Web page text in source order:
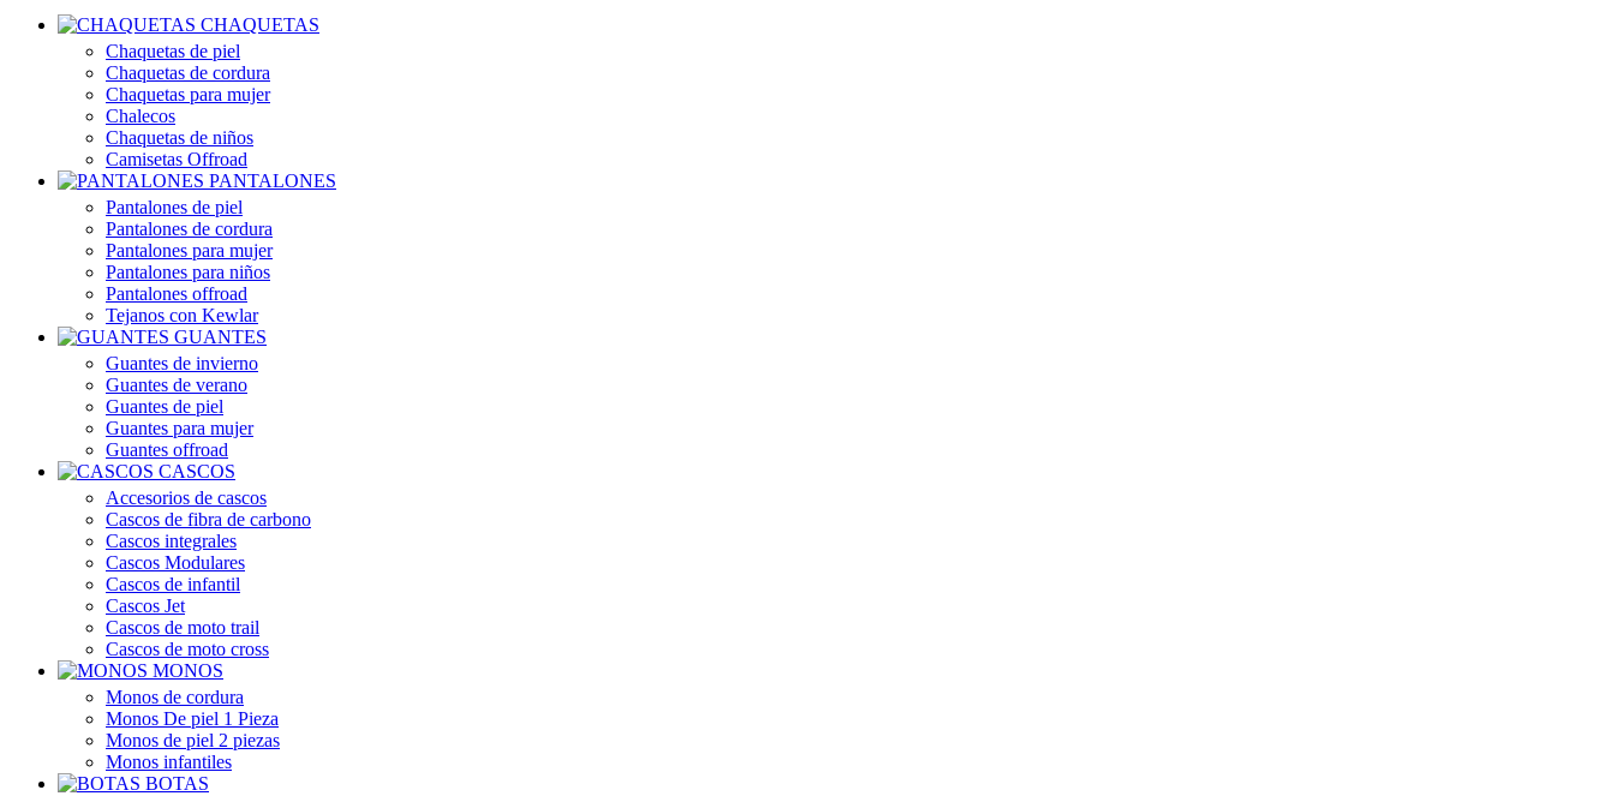
CHAQUETAS
Chaquetas de piel
Chaquetas de cordura
Chaquetas para mujer
Chalecos
Chaquetas de niños
Camisetas Offroad
PANTALONES
Pantalones de piel
Pantalones de cordura
Pantalones para mujer
Pantalones para niños
Pantalones offroad
Tejanos con Kewlar
GUANTES
Guantes de invierno
Guantes de verano
Guantes de piel
Guantes para mujer
Guantes offroad
CASCOS
Accesorios de cascos
Cascos de fibra de carbono
Cascos integrales
Cascos Modulares
Cascos de infantil
Cascos Jet
Cascos de moto trail
Cascos de moto cross
MONOS
Monos de cordura
Monos De piel 1 Pieza
Monos de piel 2 piezas
Monos infantiles
BOTAS